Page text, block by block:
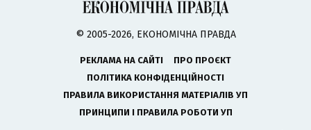
© 2005-2026, ЕКОНОМІЧНА ПРАВДА
РЕКЛАМА НА САЙТІ
ПРО ПРОЄКТ
ПОЛІТИКА КОНФІДЕНЦІЙНОСТІ
ПРАВИЛА ВИКОРИСТАННЯ МАТЕРІАЛІВ УП
ПРИНЦИПИ І ПРАВИЛА РОБОТИ УП